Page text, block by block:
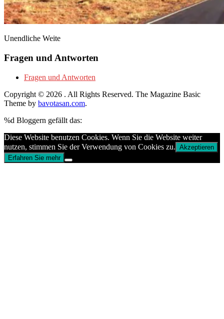
Unendliche Weite
Fragen und Antworten
Fragen und Antworten
Copyright © 2026 . All Rights Reserved. The Magazine Basic
Theme by bavotasan.com.
%d Bloggern gefällt das:
Diese Website benutzen Cookies. Wenn Sie die Website weiter
nutzen, stimmen Sie der Verwendung von Cookies zu. Akzeptieren
Erfahren Sie mehr